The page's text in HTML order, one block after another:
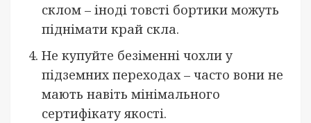
склом – іноді товсті бортики можуть
піднімати край скла.
Не купуйте безіменні чохли у
підземних переходах – часто вони не
мають навіть мінімального
сертифікату якості.